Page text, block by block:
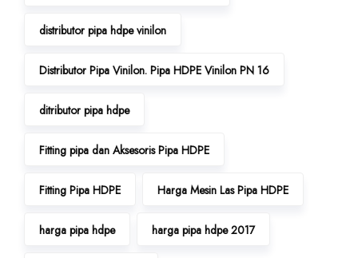
distributor pipa hdpe vinilon
Distributor Pipa Vinilon. Pipa HDPE Vinilon PN 16
ditributor pipa hdpe
Fitting pipa dan Aksesoris Pipa HDPE
Fitting Pipa HDPE Harga Mesin Las Pipa HDPE
harga pipa hdpe harga pipa hdpe 2017